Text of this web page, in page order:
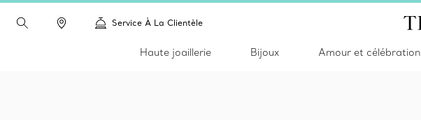
Service À La Clientèle
Haute joaillerie Bijoux Amour et célébration